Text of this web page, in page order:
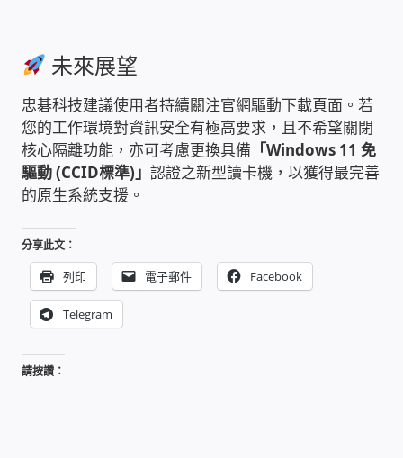
USB隨插即用視訊攝影機
數位廣告看板播放器
電腦 工具 軟體 手冊
網路規劃架設
OpenMediaVault OMV
NAS到府安裝服務
未來展望
忠碁科技建議使用者持續關注官網驅動下載頁面。若
您的工作環境對資訊安全有極高要求，且不希望關閉
核心隔離功能，亦可考慮更換具備 「Windows 11 免
驅動 (CCID標準)」認證之新型讀卡機，以獲得最完善
的原生系統支援。
分享此文：
列印 電子郵件 Facebook
Telegram
請按讚：